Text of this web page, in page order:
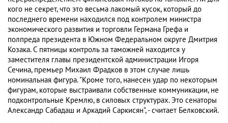
кого не секрет, что это весьма лакомый кусок, который до
последнего времени находился под контролем министра
экономического развития и торговли Германа Грефа и
полпреда президента в Южном Федеральном округе Дмитрия
Козака. С пятницы контроль за таможней находится у
заместителя главы президентской администрации Игоря
Сечина, премьер Михаил Фрадков в этом случае лишь
номинальная фигура. "Кроме того, нанесен удар по некоторым
фигурам, которые выстраивали собственные коммуникации, не
подконтрольные Кремлю, в силовых структурах. Это сенаторы
Александр Сабадаш и Аркадий Саркисян", - считает Белковский.